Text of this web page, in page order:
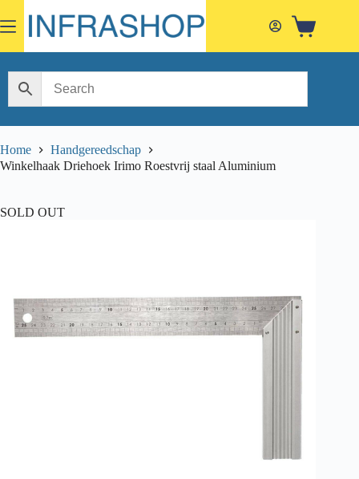
to
content
Shopping
Home
Handgereedschap
Winkelhaak Driehoek Irimo Roestvrij staal Aluminium
SOLD OUT